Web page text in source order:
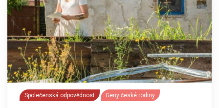
Společenská odpovědnost Geny české rodiny